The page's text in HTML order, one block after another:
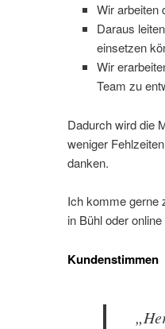
Wir arbeiten
Daraus
einsetzen
Wir
Team zu
Dadurch wird die
weniger
danken.
Ich komme gerne
in Bühl oder
Kundenstimmen